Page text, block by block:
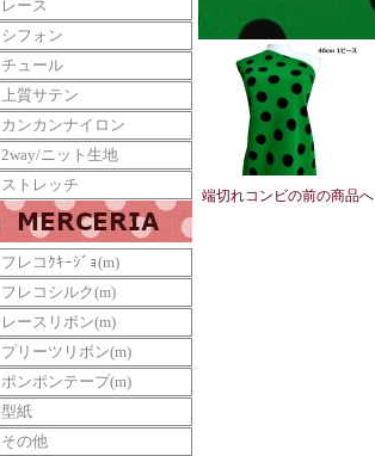
レース
シフォン
チュール
上質サテン
カンカンナイロン
2way/ニット生地
ストレッチ
フレコｸｷｰｼﾞｮ(m)
フレコシルク(m)
レースリボン(m)
プリーツリボン(m)
ポンポンテープ(m)
型紙
その他
端切れコンビの前の商品へ